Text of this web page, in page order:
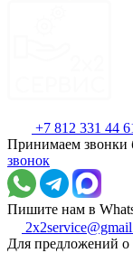
+7 812 331 44
Принимаем звонки
звонок
Пишите нам в
Для предложений о